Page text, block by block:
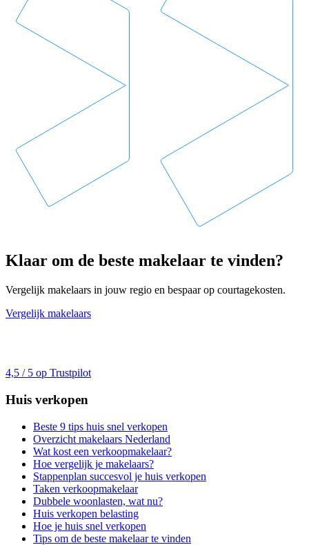
Klaar om de beste makelaar te vinden?
Vergelijk makelaars in jouw regio en bespaar op courtagekosten.
Vergelijk makelaars
4,5 / 5 op Trustpilot
Huis verkopen
Beste 9 tips huis snel verkopen
Overzicht makelaars Nederland
Wat kost een verkoopmakelaar?
Hoe vergelijk je makelaars?
Stappenplan succesvol je huis verkopen
Taken verkoopmakelaar
Dubbele woonlasten, wat nu?
Huis verkopen belasting
Hoe je huis snel verkopen
Tips om de beste makelaar te vinden